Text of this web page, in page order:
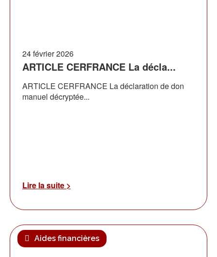
24 février 2026
ARTICLE CERFRANCE La décla...
ARTICLE CERFRANCE La déclaration de don
manuel décryptée...
Lire la suite >
Aides financières